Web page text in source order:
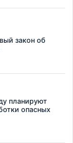
закон об
планируют
опасных